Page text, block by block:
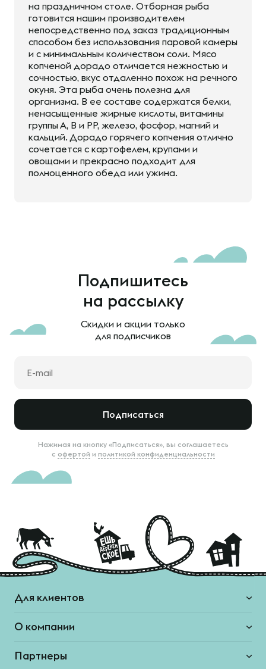
на праздничном столе. Отборная рыба
готовится нашим производителем
непосредственно под заказ традиционным
способом без использования паровой камеры
и с минимальным количеством соли. Мясо
копченой дорадо отличается нежностью и
сочностью, вкус отдаленно похож на речного
окуня. Эта рыба очень полезна для
организма. В ее составе содержатся белки,
ненасыщенные жирные кислоты, витамины
группы А, В и РР, железо, фосфор, магний и
кальций. Дорадо горячего копчения отлично
сочетается с картофелем, крупами и
овощами и прекрасно подходит для
полноценного обеда или ужина.
Подпишитесь
на рассылку
Скидки и акции только
для подписчиков
Подписаться
Нажимая на кнопку «Подписаться», вы соглашаетесь
с офертой и политикой конфиденциальности
Для клиентов
О компании
Партнеры